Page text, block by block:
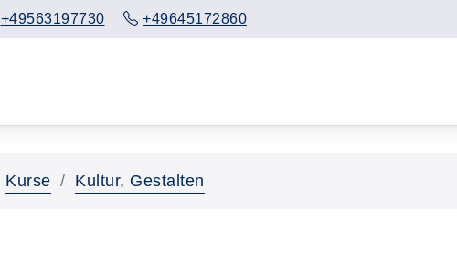
+49563197730 +49645172860
Kurse Kultur, Gestalten